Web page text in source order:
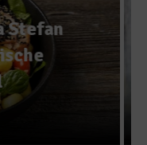
die
liebsten
2018